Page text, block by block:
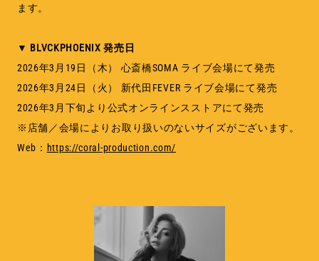
ます。
▼ BLVCKPHOENIX 発売日
2026年3月19日（木） 心斎橋SOMA ライブ会場にて発売
2026年3月24日（火） 新代田FEVER ライブ会場にて発売
2026年3月下旬より公式オンラインスストアにて発売
※店舗／会場によりお取り扱いのないサイズがございます。
Web： https://coral-production.com/